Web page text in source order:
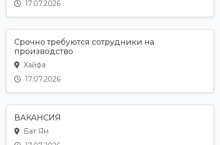
17.07.2026
Срочно требуются сотрудники на
производство
Хайфа
17.07.2026
ВАКАНСИЯ
Бат Ям